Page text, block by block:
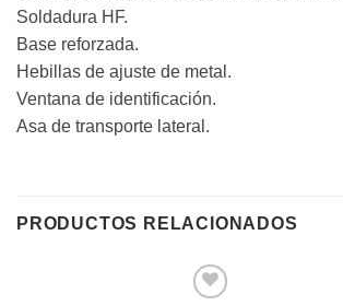
Soldadura HF.
Base reforzada.
Hebillas de ajuste de metal.
Ventana de identificación.
Asa de transporte lateral.
PRODUCTOS RELACIONADOS